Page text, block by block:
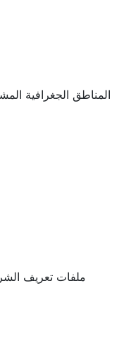
المناطق الجغرافية
ملفات تعريف